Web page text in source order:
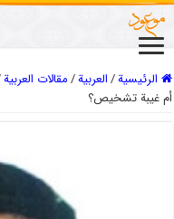
الرئيسية/العربیة/مقالات العربیة
أم غيبة تشخيص؟